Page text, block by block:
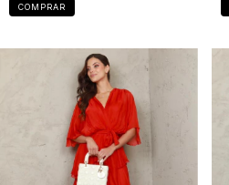
COMPRAR